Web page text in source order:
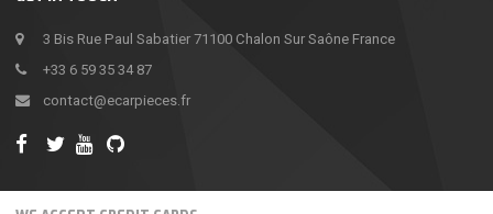
3 Bis Rue Paul Sabatier 71100 Chalon Sur Saône France
+33 6 59 35 34 87
contact@ecarpieces.fr